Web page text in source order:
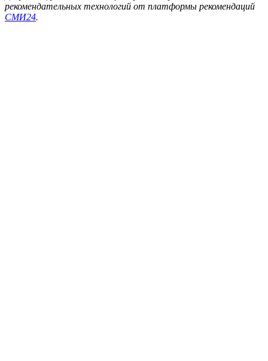
рекомендательных технологий от платформы рекомендаций
СМИ24.